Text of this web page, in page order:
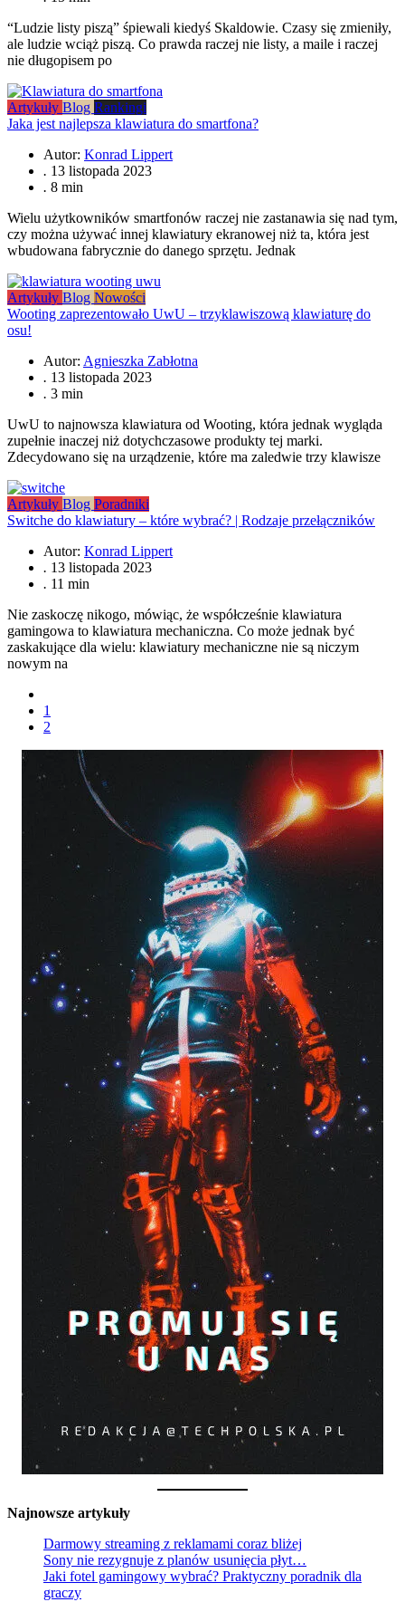
“Ludzie listy piszą” śpiewali kiedyś Skaldowie. Czasy się zmieniły,
ale ludzie wciąż piszą. Co prawda raczej nie listy, a maile i raczej
nie długopisem po
Artykuły Blog Rankingi
Jaka jest najlepsza klawiatura do smartfona?
Autor: Konrad Lippert
. 13 listopada 2023
. 8 min
Wielu użytkowników smartfonów raczej nie zastanawia się nad tym,
czy można używać innej klawiatury ekranowej niż ta, która jest
wbudowana fabrycznie do danego sprzętu. Jednak
Artykuły Blog Nowości
Wooting zaprezentowało UwU – trzyklawiszową klawiaturę do
osu!
Autor: Agnieszka Zabłotna
. 13 listopada 2023
. 3 min
UwU to najnowsza klawiatura od Wooting, która jednak wygląda
zupełnie inaczej niż dotychczasowe produkty tej marki.
Zdecydowano się na urządzenie, które ma zaledwie trzy klawisze
Artykuły Blog Poradniki
Switche do klawiatury – które wybrać? | Rodzaje przełączników
Autor: Konrad Lippert
. 13 listopada 2023
. 11 min
Nie zaskoczę nikogo, mówiąc, że współcześnie klawiatura
gamingowa to klawiatura mechaniczna. Co może jednak być
zaskakujące dla wielu: klawiatury mechaniczne nie są niczym
nowym na
1
2
Najnowsze artykuły
Darmowy streaming z reklamami coraz bliżej
Sony nie rezygnuje z planów usunięcia płyt…
Jaki fotel gamingowy wybrać? Praktyczny poradnik dla
graczy